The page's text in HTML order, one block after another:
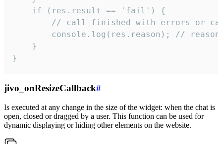
    if (res.result == 'fail') {
// call finished with errors or
console.log(res.reason); //
    }
}
jivo_onResizeCallback#
Is executed at any change in the size of the widget: when the chat is
open, closed or dragged by a user. This function can be used for
dynamic displaying or hiding other elements on the website.